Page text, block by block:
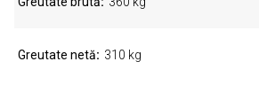
Greutate netă 310 kg